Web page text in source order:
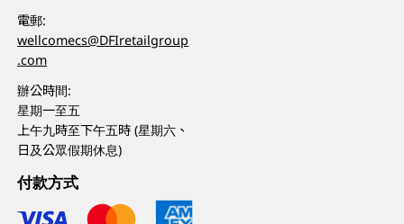
電郵:
wellcomecs@DFIretailgroup
.com
辦公時間:
星期一至五
上午九時至下午五時 (星期六、
日及公眾假期休息)
付款方式